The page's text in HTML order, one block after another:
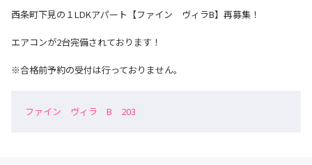
西条町下見の１LDKアパート【ファイン ヴィラB】再募集！
エアコンが2台完備されております！
※合格前予約の受付は行っておりません。
ファイン ヴィラ B 203